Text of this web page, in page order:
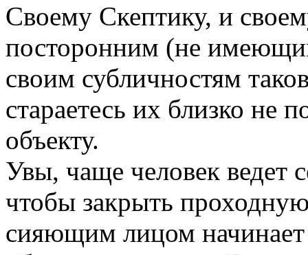
Своему Скептику, и
посторонним (не
своим субличностям
стараетесь их близко не
объекту.
Увы, чаще человек ведет
чтобы закрыть
сияющим лицом